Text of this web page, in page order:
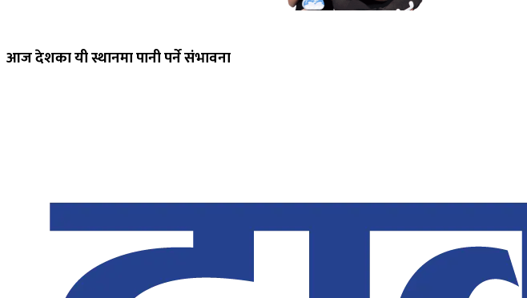
आज देशका यी स्थानमा पानी पर्ने संभावना